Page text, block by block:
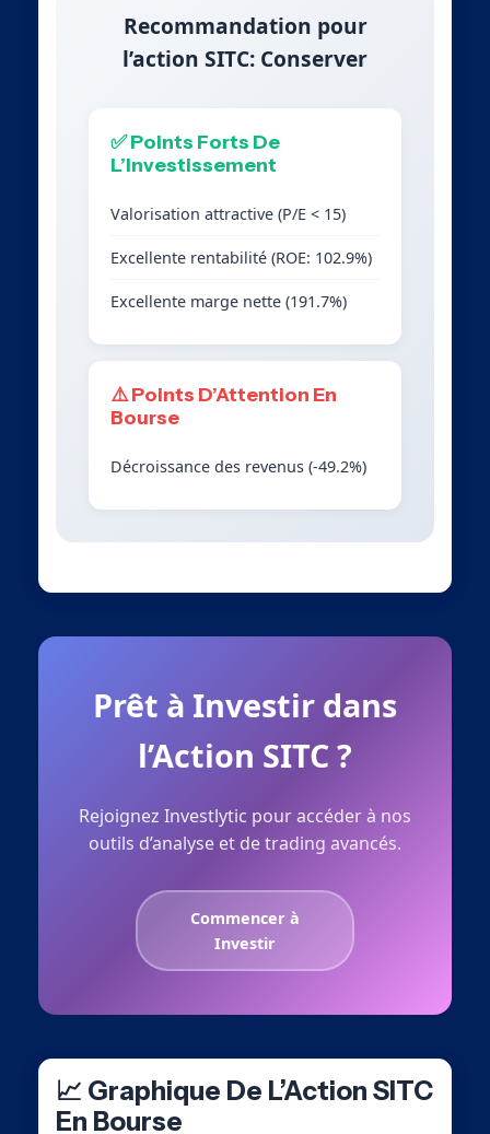
Recommandation pour
l’action SITC: Conserver
✅ Points Forts De
L’Investissement
Valorisation attractive (P/E < 15)
Excellente rentabilité (ROE: 102.9%)
Excellente marge nette (191.7%)
⚠️ Points D’Attention En
Bourse
Décroissance des revenus (-49.2%)
Prêt à Investir dans
l’Action SITC ?
Rejoignez Investlytic pour accéder à nos
outils d’analyse et de trading avancés.
Commencer à
Investir
📈 Graphique De L’Action SITC
En Bourse